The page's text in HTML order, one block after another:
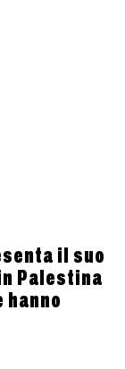
il suo
Palestina